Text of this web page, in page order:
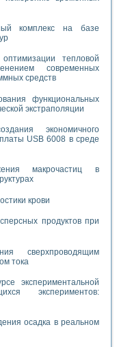
комплекс на базе
тепловой
современных
средств
функциональных
экстраполяции
экономичного
USB 6008 в среде
макрочастиц в
крови
продуктов при
сверхпроводящим
тока
экспериментальной
экспериментов:
осадка в реальном